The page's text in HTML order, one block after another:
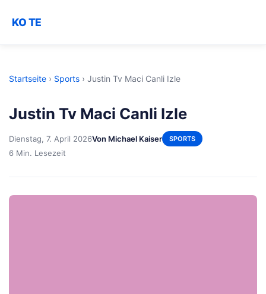
KO TE
Startseite › Sports › Justin Tv Maci Canli Izle
Justin Tv Maci Canli Izle
Dienstag, 7. April 2026Von Michael Kaiser SPORTS
6 Min. Lesezeit